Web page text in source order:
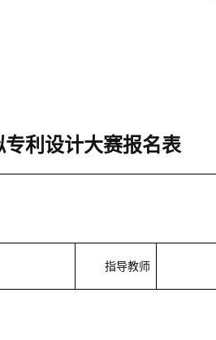
利设计大赛报名表
指导教师